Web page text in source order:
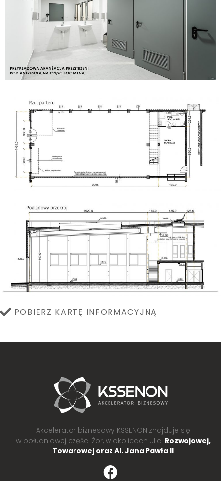
POBIERZ KARTĘ INFORMACYJNĄ
Akcelerator biznesowy KSSENON znajduje się
w południowej części Żor, w okolicach ulic: Rozwojowej,
Towarowej oraz Al. Jana Pawła II